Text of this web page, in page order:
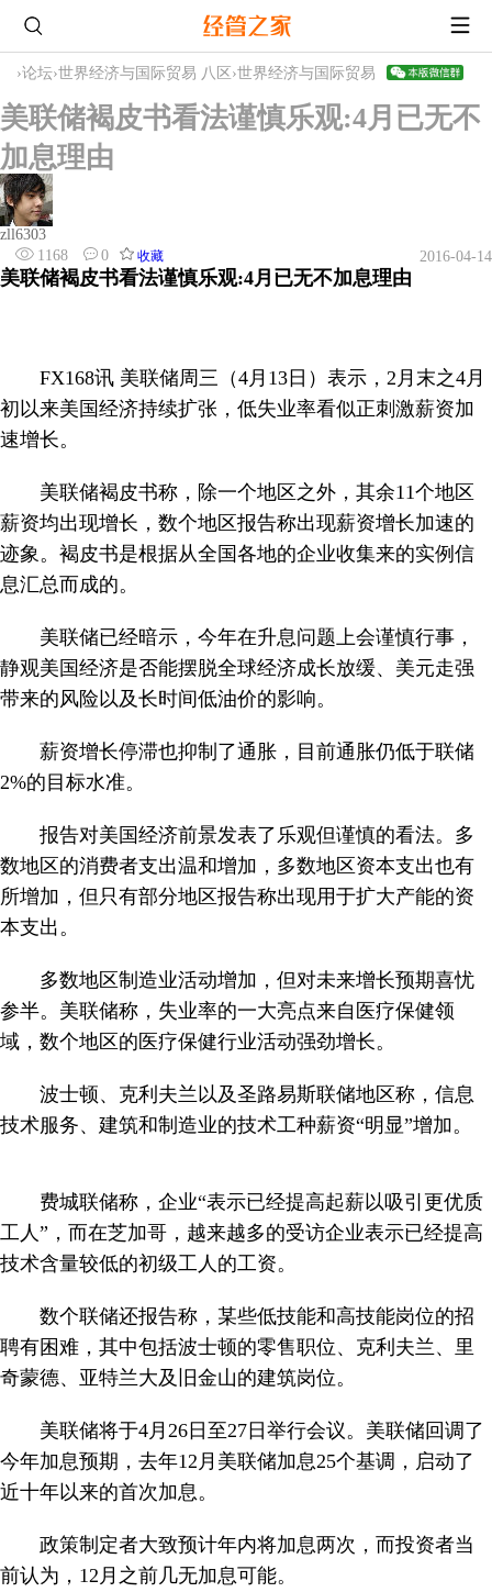
›论坛›世界经济与国际贸易 八区 ›世界经济与国际贸易
美联储褐皮书看法谨慎乐观:4月已无不
加息理由
zll6303
1168
0 收藏 2016-04-14
美联储褐皮书看法谨慎乐观:4月已无不加息理由
FX168讯 美联储周三（4月13日）表示，2月末之4月
初以来美国经济持续扩张，低失业率看似正刺激薪资加
速增长。
美联储褐皮书称，除一个地区之外，其余11个地区
薪资均出现增长，数个地区报告称出现薪资增长加速的
迹象。褐皮书是根据从全国各地的企业收集来的实例信
息汇总而成的。
美联储已经暗示，今年在升息问题上会谨慎行事，
静观美国经济是否能摆脱全球经济成长放缓、美元走强
带来的风险以及长时间低油价的影响。
薪资增长停滞也抑制了通胀，目前通胀仍低于联储
2%的目标水准。
报告对美国经济前景发表了乐观但谨慎的看法。多
数地区的消费者支出温和增加，多数地区资本支出也有
所增加，但只有部分地区报告称出现用于扩大产能的资
本支出。
多数地区制造业活动增加，但对未来增长预期喜忧
参半。美联储称，失业率的一大亮点来自医疗保健领
域，数个地区的医疗保健行业活动强劲增长。
波士顿、克利夫兰以及圣路易斯联储地区称，信息
技术服务、建筑和制造业的技术工种薪资“明显”增加。
费城联储称，企业“表示已经提高起薪以吸引更优质
工人”，而在芝加哥，越来越多的受访企业表示已经提高
技术含量较低的初级工人的工资。
数个联储还报告称，某些低技能和高技能岗位的招
聘有困难，其中包括波士顿的零售职位、克利夫兰、里
奇蒙德、亚特兰大及旧金山的建筑岗位。
美联储将于4月26日至27日举行会议。美联储回调了
今年加息预期，去年12月美联储加息25个基调，启动了
近十年以来的首次加息。
政策制定者大致预计年内将加息两次，而投资者当
前认为，12月之前几无加息可能。